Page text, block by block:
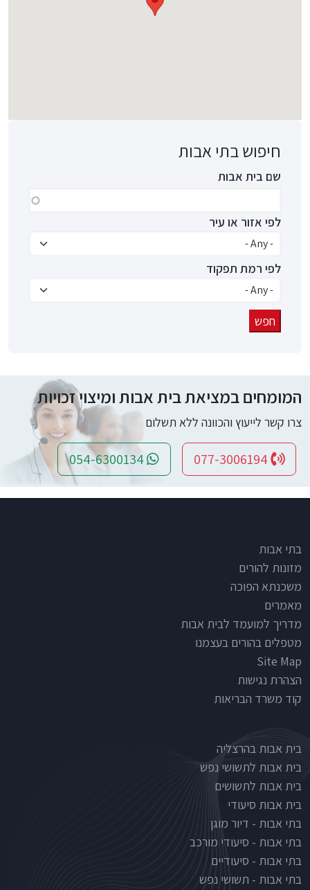
חיפוש בתי אבות
שם בית אבות
לפי אזור או עיר
לפי רמת תפקוד
המומחים במציאת בית אבות ומיצוי זכויות
צרו קשר לייעוץ והכוונה ללא תשלום
Footer
בתי אבות
מזונות להורים
משכנתא הפוכה
מאמרים
מדריך למועמד לבית אבות
מטפלים בהורים בעצמנו
Site Map
הצהרת נגישות
קוד משרד הבריאות
Nursinghouse type
בית אבות בהרצליה
בית אבות לתשושי נפש
בית אבות לתשושים
בית אבות סיעודי
בתי אבות - דיור מוגן
בתי אבות - סיעודי מורכב
בתי אבות - סיעודיים
בתי אבות - תשושי נפש